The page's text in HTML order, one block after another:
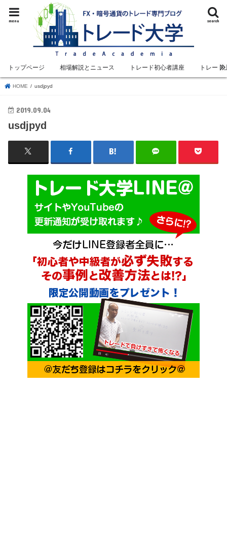
search
menu
トップページ 相場解説とニュース トレード初心者講座 トレード
HOME usdjpyd
2019.09.04
usdjpyd